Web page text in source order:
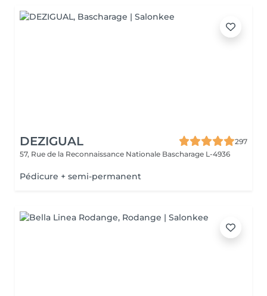
DEZIGUAL
297
57, Rue de la Reconnaissance Nationale Bascharage L-4936
Pédicure + semi-permanent